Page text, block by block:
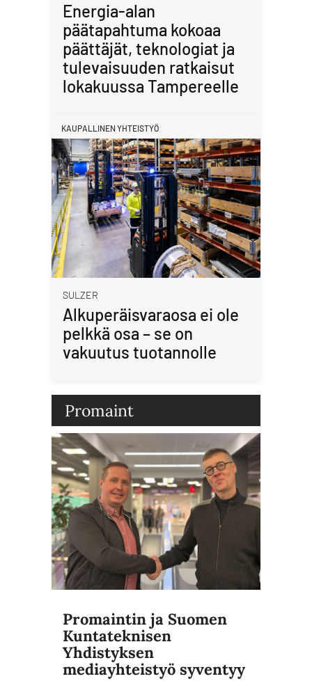
Energia-alan
päätapahtuma kokoaa
päättäjät, teknologiat ja
tulevaisuuden ratkaisut
lokakuussa Tampereelle
KAUPALLINEN YHTEISTYÖ
SULZER
Alkuperäisvaraosa ei ole
pelkkä osa – se on
vakuutus tuotannolle
Promaint
Promaintin ja Suomen
Kuntateknisen
Yhdistyksen
mediayhteistyö syventyy